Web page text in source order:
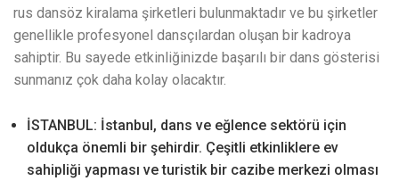
rus dansöz kiralama şirketleri bulunmaktadır ve bu şirketler
genellikle profesyonel dansçılardan oluşan bir kadroya
sahiptir. Bu sayede etkinliğinizde başarılı bir dans gösterisi
sunmanız çok daha kolay olacaktır.
İSTANBUL: İstanbul, dans ve eğlence sektörü için
oldukça önemli bir şehirdir. Çeşitli etkinliklere ev
sahipliği yapması ve turistik bir cazibe merkezi olması